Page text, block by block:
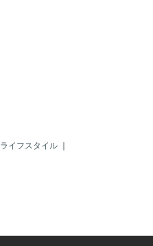
ライフスタイル ｜